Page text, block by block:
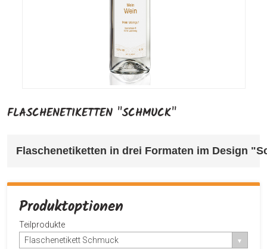
FLASCHENETIKETTEN "SCHMUCK"
Flaschenetiketten in drei Formaten im Design
Produktoptionen
Teilprodukte
Flaschenetikett Schmuck